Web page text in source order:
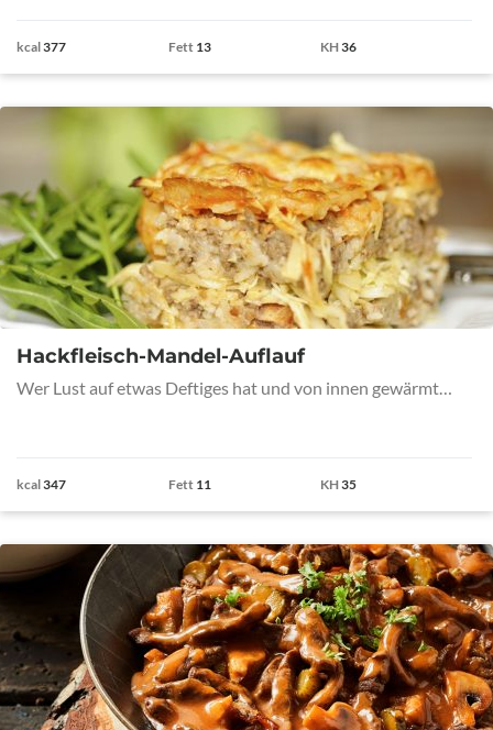
kcal377 Fett 13 KH36
Hackfleisch-Mandel-Auflauf
Wer Lust auf etwas Deftiges hat und von innen gewärmt…
kcal347 Fett 11 KH35